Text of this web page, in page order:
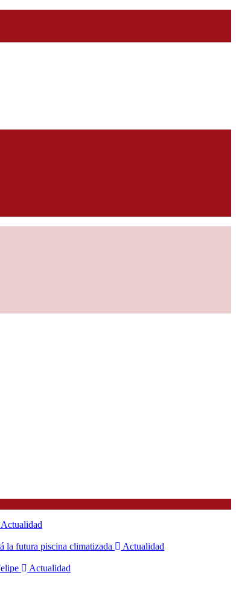
Actualidad
la futura piscina climatizada
Actualidad
Actualidad